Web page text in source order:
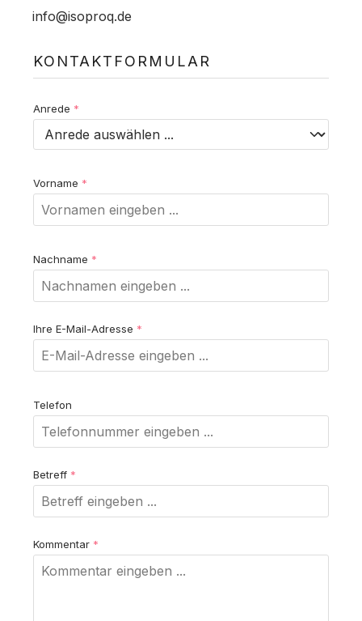
info@isoproq.de
KONTAKTFORMULAR
Anrede *
Vorname *
Nachname *
Ihre E-Mail-Adresse *
Telefon
Betreff *
Kommentar *